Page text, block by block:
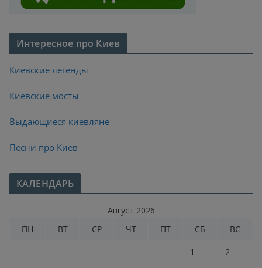
Интересное про Киев
Киевские легенды
Киевские мосты
Выдающиеся киевляне
Песни про Киев
КАЛЕНДАРЬ
Август 2026
ПН
ВТ СР ЧТ ПТ СБ ВС
1 2